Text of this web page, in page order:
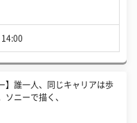
】誰一人、同じキャリアは歩
ソニーで描く、